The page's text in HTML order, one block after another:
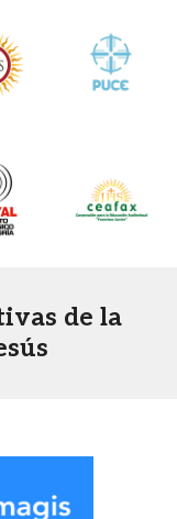
de la